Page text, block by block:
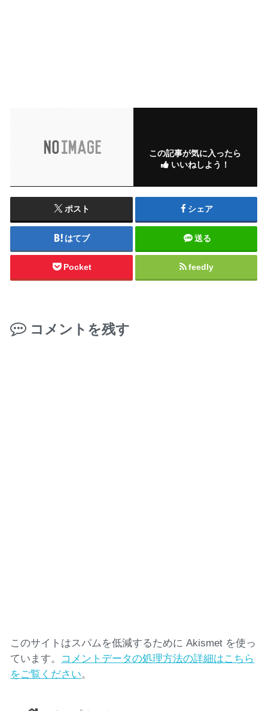
この記事が気に入ったら
いいねしよう！
ポスト シェア
はてブ 送る
Pocket feedly
コメントを残す
このサイトはスパムを低減するために Akismet を使っ
ています。 コメントデータの処理方法の詳細はこちら
をご覧ください。